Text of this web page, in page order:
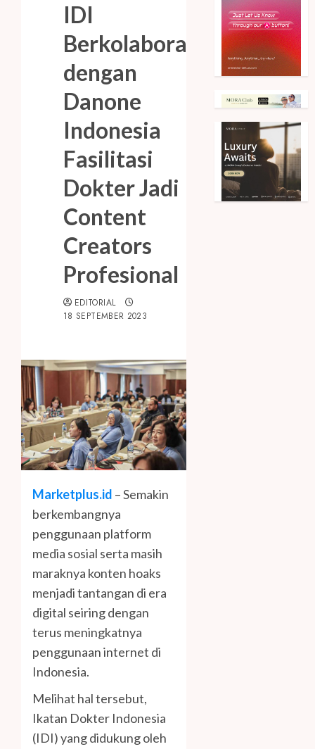
IDI
Berkolaborasi
dengan
Danone
Indonesia
Fasilitasi
Dokter Jadi
Content
Creators
Profesional
EDITORIAL
18 SEPTEMBER 2023
Marketplus.id – Semakin
berkembangnya
penggunaan platform
media sosial serta masih
maraknya konten hoaks
menjadi tantangan di era
digital seiring dengan
terus meningkatnya
penggunaan internet di
Indonesia.
Melihat hal tersebut,
Ikatan Dokter Indonesia
(IDI) yang didukung oleh